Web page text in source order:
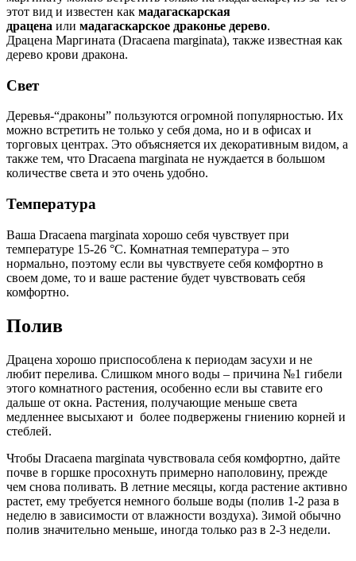
этот вид и известен как мадагаскарская
драцена или мадагаскарское драконье дерево.
Драцена Маргината (Dracaena marginata), также известная как
дерево крови дракона.
Свет
Деревья-“драконы” пользуются огромной популярностью. Их
можно встретить не только у себя дома, но и в офисах и
торговых центрах. Это объясняется их декоративным видом, а
также тем, что Dracaena marginata не нуждается в большом
количестве света и это очень удобно.
Температура
Ваша Dracaena marginata хорошо себя чувствует при
температуре 15-26 °C. Комнатная температура – это
нормально, поэтому если вы чувствуете себя комфортно в
своем доме, то и ваше растение будет чувствовать себя
комфортно.
Полив
Драцена хорошо приспособлена к периодам засухи и не
любит перелива. Слишком много воды – причина №1 гибели
этого комнатного растения, особенно если вы ставите его
дальше от окна. Растения, получающие меньше света
медленнее высыхают и более подвержены гниению корней и
стеблей.
Чтобы Dracaena marginata чувствовала себя комфортно, дайте
почве в горшке просохнуть примерно наполовину, прежде
чем снова поливать. В летние месяцы, когда растение активно
растет, ему требуется немного больше воды (полив 1-2 раза в
неделю в зависимости от влажности воздуха). Зимой обычно
полив значительно меньше, иногда только раз в 2-3 недели.